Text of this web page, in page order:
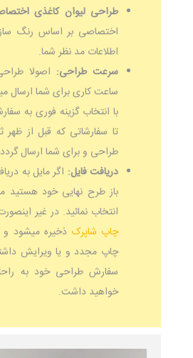
طراحی لیوان کاغذی
اختصاصی بر اساس رنگ
اطلاعات مد نظر شما.
سرعت طراحی:
ساعت کاری برای شما ارسال
با انتخاب گزینه فوری به
تا سفارشاتی که قبل از
طراحی و برای شما ارسال
دریافت فایل: اگر مایل به
باز طرح نهایی خود هستید
انتخاب نمائید. در غیر
چاپ شاپرک ذخیره میشود و
چاپ مجدد و یا ویرایش
سفارش طراحی خود به
خواهید داشت.